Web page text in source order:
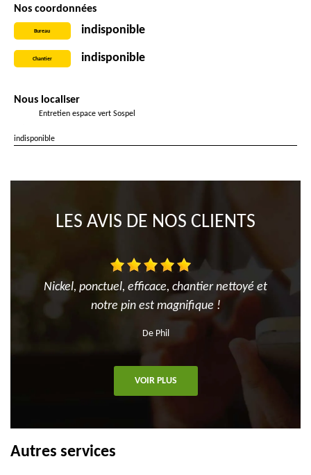
Nos coordonnées
Bureau indisponible
Chantier indisponible
Nous localiser
Entretien espace vert Sospel
indisponible
LES AVIS DE NOS CLIENTS
Nickel, ponctuel, efficace, chantier nettoyé et
notre pin est magnifique !
De Phil
VOIR PLUS
Autres services